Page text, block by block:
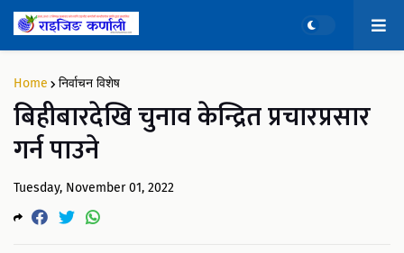
Home निर्वाचन विशेष
बिहीबारदेखि चुनाव केन्द्रित प्रचारप्रसार
गर्न पाउने
Tuesday, November 01, 2022